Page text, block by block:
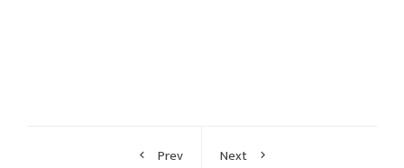
Prev
Next